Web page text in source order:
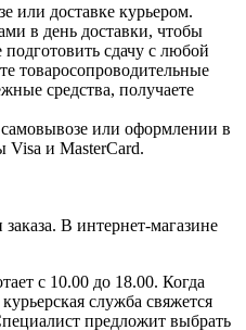
или доставке курьером.
в день доставки, чтобы
подготовить сдачу с любой
товаросопроводительные
средства, получаете
или оформлении в
Visa и MasterCard.
В интернет-магазине
с 10.00 до 18.00. Когда
служба свяжется
предложит выбрать